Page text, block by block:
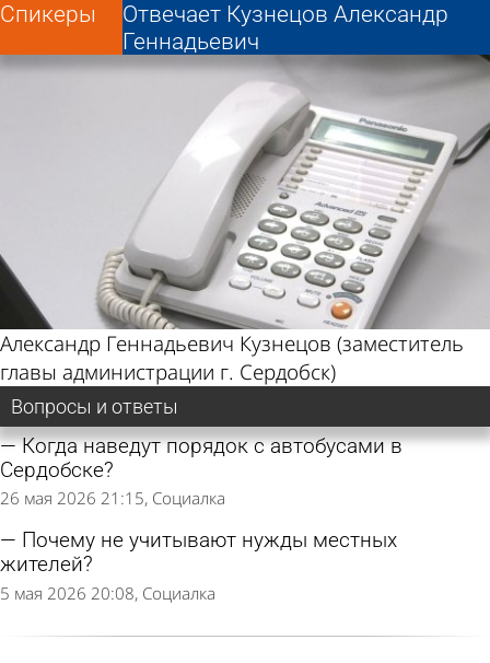
Отвечает Кузнецов Александр
Геннадьевич
Спикеры
Александр Геннадьевич Кузнецов (заместитель
главы администрации г. Сердобск)
Вопросы и ответы
Когда наведут порядок с автобусами в
Сердобске?
26 мая 2026 21:15 Социалка
Почему не учитывают нужды местных
жителей?
5 мая 2026 20:08 Социалка